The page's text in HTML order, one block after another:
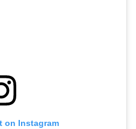
on Instagram